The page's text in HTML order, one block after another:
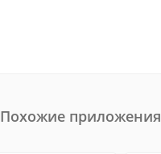
Похожие приложения